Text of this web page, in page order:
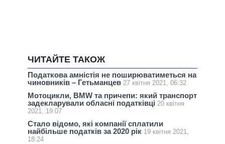
ЧИТАЙТЕ ТАКОЖ
Податкова амністія не поширюватиметься на
чиновників – Гетьманцев 27 квітня 2021, 06:32
Мотоцикли, BMW та причепи: який транспорт
задекларували обласні податківці 20 квітня
2021, 19:07
Стало відомо, які компанії сплатили
найбільше податків за 2020 рік 19 квітня 2021,
18:24